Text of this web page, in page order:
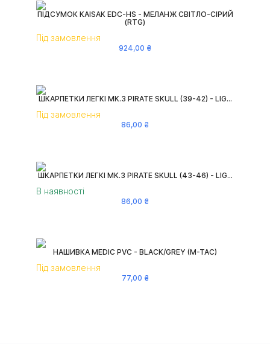
ПІДСУМОК KAISAK EDC-HS - МЕЛАНЖ СВІТЛО-СІРИЙ
(RTG)
Під замовлення
924,00 ₴
ШКАРПЕТКИ ЛЕГКІ MK.3 PIRATE SKULL (39-42) - LIG...
Під замовлення
86,00 ₴
ШКАРПЕТКИ ЛЕГКІ MK.3 PIRATE SKULL (43-46) - LIG...
В наявності
86,00 ₴
НАШИВКА MEDIC PVC - BLACK/GREY (M-TAC)
Під замовлення
77,00 ₴